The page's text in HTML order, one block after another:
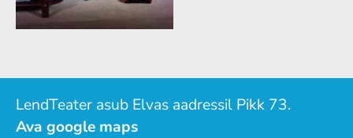
LendTeater asub Elvas aadressil Pikk 73.
Ava google maps